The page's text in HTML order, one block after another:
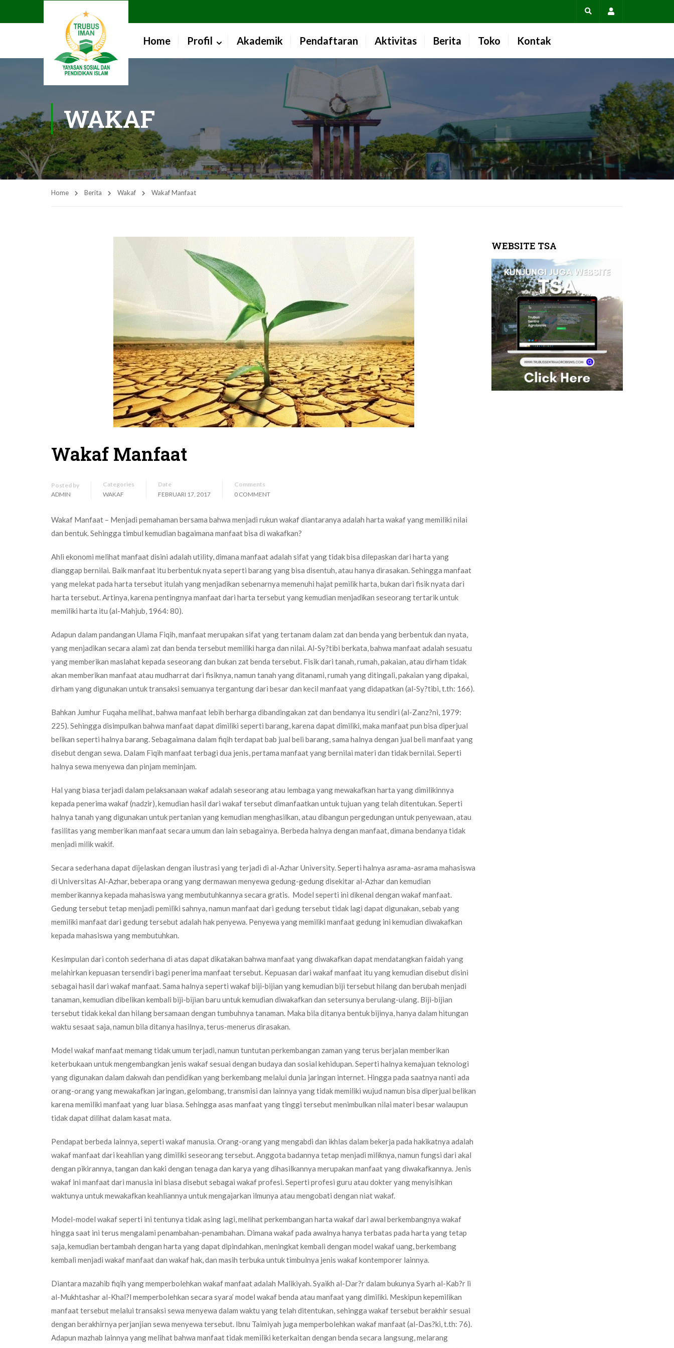
Home Profil Akademik Pendaftaran Aktivitas Berita Toko Kontak
WAKAF
Home Berita Wakaf Wakaf Manfaat
Wakaf Manfaat
Posted by
ADMIN
Categories
WAKAF
Date
FEBRUARI 17, 2017
Comments
0 COMMENT
Wakaf Manfaat – Menjadi pemahaman bersama bahwa menjadi rukun wakaf diantaranya adalah harta wakaf yang memiliki nilai
dan bentuk. Sehingga timbul kemudian bagaimana manfaat bisa di wakafkan?
Ahli ekonomi melihat manfaat disini adalah utility, dimana manfaat adalah sifat yang tidak bisa dilepaskan dari harta yang
dianggap bernilai. Baik manfaat itu berbentuk nyata seperti barang yang bisa disentuh, atau hanya dirasakan. Sehingga manfaat
yang melekat pada harta tersebut itulah yang menjadikan sebenarnya memenuhi hajat pemilik harta, bukan dari fisik nyata dari
harta tersebut. Artinya, karena pentingnya manfaat dari harta tersebut yang kemudian menjadikan seseorang tertarik untuk
memiliki harta itu (al-Mahjub, 1964: 80).
Adapun dalam pandangan Ulama Fiqih, manfaat merupakan sifat yang tertanam dalam zat dan benda yang berbentuk dan nyata,
yang menjadikan secara alami zat dan benda tersebut memiliki harga dan nilai. Al-Sy?tibi berkata, bahwa manfaat adalah sesuatu
yang memberikan maslahat kepada seseorang dan bukan zat benda tersebut. Fisik dari tanah, rumah, pakaian, atau dirham tidak
akan memberikan manfaat atau mudharrat dari fisiknya, namun tanah yang ditanami, rumah yang ditingali, pakaian yang dipakai,
dirham yang digunakan untuk transaksi semuanya tergantung dari besar dan kecil manfaat yang didapatkan (al-Sy?tibi, t.th: 166).
Bahkan Jumhur Fuqaha melihat, bahwa manfaat lebih berharga dibandingakan zat dan bendanya itu sendiri (al-Zanz?ni, 1979:
225). Sehingga disimpulkan bahwa manfaat dapat dimiliki seperti barang, karena dapat dimiliki, maka manfaat pun bisa diperjual
belikan seperti halnya barang. Sebagaimana dalam fiqih terdapat bab jual beli barang, sama halnya dengan jual beli manfaat yang
disebut dengan sewa. Dalam Fiqih manfaat terbagi dua jenis, pertama manfaat yang bernilai materi dan tidak bernilai. Seperti
halnya sewa menyewa dan pinjam meminjam.
Hal yang biasa terjadi dalam pelaksanaan wakaf adalah seseorang atau lembaga yang mewakafkan harta yang dimilikinnya
kepada penerima wakaf (nadzir), kemudian hasil dari wakaf tersebut dimanfaatkan untuk tujuan yang telah ditentukan. Seperti
halnya tanah yang digunakan untuk pertanian yang kemudian menghasilkan, atau dibangun pergedungan untuk penyewaan, atau
fasilitas yang memberikan manfaat secara umum dan lain sebagainya. Berbeda halnya dengan manfaat, dimana bendanya tidak
menjadi milik wakif.
Secara sederhana dapat dijelaskan dengan ilustrasi yang terjadi di al-Azhar University. Seperti halnya asrama-asrama mahasiswa
di Universitas Al-Azhar, beberapa orang yang dermawan menyewa gedung-gedung disekitar al-Azhar dan kemudian
memberikannya kepada mahasiswa yang membutuhkannya secara gratis. Model seperti ini dikenal dengan wakaf manfaat.
Gedung tersebut tetap menjadi pemiliki sahnya, namun manfaat dari gedung tersebut tidak lagi dapat digunakan, sebab yang
memiliki manfaat dari gedung tersebut adalah hak penyewa. Penyewa yang memiliki manfaat gedung ini kemudian diwakafkan
kepada mahasiswa yang membutuhkan.
Kesimpulan dari contoh sederhana di atas dapat dikatakan bahwa manfaat yang diwakafkan dapat mendatangkan faidah yang
melahirkan kepuasan tersendiri bagi penerima manfaat tersebut. Kepuasan dari wakaf manfaat itu yang kemudian disebut disini
sebagai hasil dari wakaf manfaat. Sama halnya seperti wakaf biji-bijian yang kemudian biji tersebut hilang dan berubah menjadi
tanaman, kemudian dibelikan kembali biji-bijian baru untuk kemudian diwakafkan dan setersunya berulang-ulang. Biji-bijian
tersebut tidak kekal dan hilang bersamaan dengan tumbuhnya tanaman. Maka bila ditanya bentuk bijinya, hanya dalam hitungan
waktu sesaat saja, namun bila ditanya hasilnya, terus-menerus dirasakan.
Model wakaf manfaat memang tidak umum terjadi, namun tuntutan perkembangan zaman yang terus berjalan memberikan
keterbukaan untuk mengembangkan jenis wakaf sesuai dengan budaya dan sosial kehidupan. Seperti halnya kemajuan teknologi
yang digunakan dalam dakwah dan pendidikan yang berkembang melalui dunia jaringan internet. Hingga pada saatnya nanti ada
orang-orang yang mewakafkan jaringan, gelombang, transmisi dan lainnya yang tidak memiliki wujud namun bisa diperjual belikan
karena memiliki manfaat yang luar biasa. Sehingga asas manfaat yang tinggi tersebut menimbulkan nilai materi besar walaupun
tidak dapat dilihat dalam kasat mata.
Pendapat berbeda lainnya, seperti wakaf manusia. Orang-orang yang mengabdi dan ikhlas dalam bekerja pada hakikatnya adalah
wakaf manfaat dari keahlian yang dimiliki seseorang tersebut. Anggota badannya tetap menjadi miliknya, namun fungsi dari akal
dengan pikirannya, tangan dan kaki dengan tenaga dan karya yang dihasilkannya merupakan manfaat yang diwakafkannya. Jenis
wakaf ini manfaat dari manusia ini biasa disebut sebagai wakaf profesi. Seperti profesi guru atau dokter yang menyisihkan
waktunya untuk mewakafkan keahliannya untuk mengajarkan ilmunya atau mengobati dengan niat wakaf.
Model-model wakaf seperti ini tentunya tidak asing lagi, melihat perkembangan harta wakaf dari awal berkembangnya wakaf
hingga saat ini terus mengalami penambahan-penambahan. Dimana wakaf pada awalnya hanya terbatas pada harta yang tetap
saja, kemudian bertambah dengan harta yang dapat dipindahkan, meningkat kembali dengan model wakaf uang, berkembang
kembali menjadi wakaf manfaat dan wakaf hak, dan masih terbuka untuk timbulnya jenis wakaf kontemporer lainnya.
Diantara mazahib fiqih yang memperbolehkan wakaf manfaat adalah Malikiyah. Syaikh al-Dar?r dalam bukunya Syarh al-Kab?r li
al-Mukhtashar al-Khal?l memperbolehkan secara syara’ model wakaf benda atau manfaat yang dimiliki. Meskipun kepemilikan
manfaat tersebut melalui transaksi sewa menyewa dalam waktu yang telah ditentukan, sehingga wakaf tersebut berakhir sesuai
dengan berakhirnya perjanjian sewa menyewa tersebut. Ibnu Taimiyah juga memperbolehkan wakaf manfaat (al-Das?ki, t.th: 76).
Adapun mazhab lainnya yang melihat bahwa manfaat tidak memiliki keterkaitan dengan benda secara langsung, melarang
WEBSITE TSA